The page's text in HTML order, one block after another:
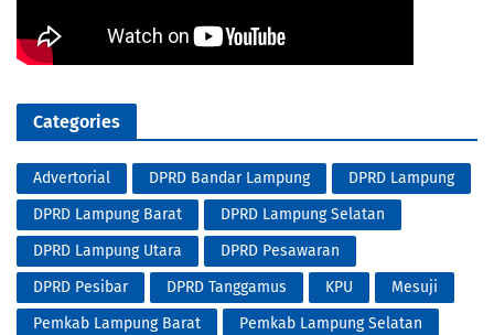
Categories
Advertorial DPRD Bandar Lampung
DPRD Lampung
DPRD Lampung Barat
DPRD Lampung Selatan
DPRD Lampung Utara
DPRD Pesawaran
DPRD Pesibar
DPRD Tanggamus KPU
Mesuji
Pemkab Lampung Barat
Pemkab Lampung Selatan